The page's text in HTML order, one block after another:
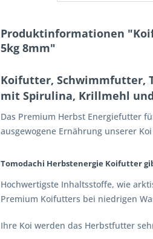
Produktinformationen
5kg 8mm"
Koifutter, Schwimmfutter,
mit Spirulina, Krillmehl
Das Premium Herbst Energiefutter
ausgewogene Ernährung unserer
Tomodachi Herbstenergie Koifutter
Hochwertigste Inhaltsstoffe, wie
Premium Koifutters bei niedrigen
Ihre Koi werden das Herbstfutter